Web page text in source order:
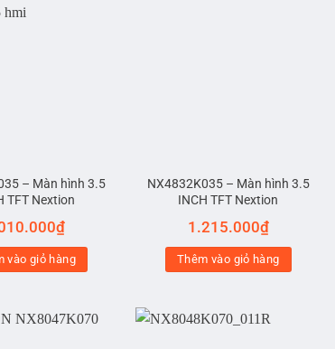
– Màn hình 3.5
TFT Nextion
₫
vào giỏ hàng
NX4832K035 – Màn hình 3.5
INCH TFT Nextion
1.215.000₫
Thêm vào giỏ hàng